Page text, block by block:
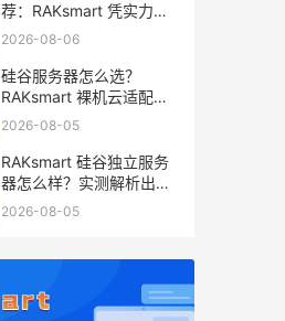
荐：RAKsmart 凭实力成
为跨境业务首选
2026-08-06
硅谷服务器怎么选？
RAKsmart 裸机云适配跨
境电商 手游后台
2026-08-05
RAKsmart 硅谷独立服务
器怎么样？实测解析出海
业务选型参考
2026-08-05